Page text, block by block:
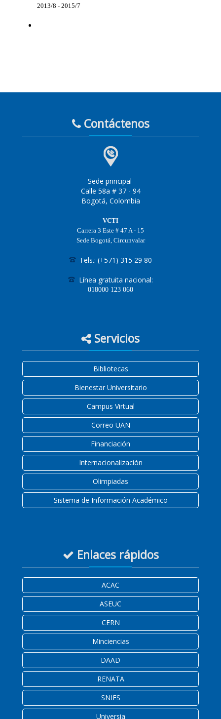
2013/8 - 2015/7
Contáctenos
Sede principal
Calle 58a # 37 - 94
Bogotá, Colombia
VCTI
Carrera 3 Este # 47 A - 15
Sede Bogotá, Circunvalar
Tels.: (+571) 315 29 80
Línea gratuita nacional:
018000 123 060
Servicios
Bibliotecas
Bienestar Universitario
Campus Virtual
Correo UAN
Financiación
Internacionalización
Olimpiadas
Sistema de Información Académico
Enlaces rápidos
ACAC
ASEUC
CERN
Minciencias
DAAD
RENATA
SNIES
Universia